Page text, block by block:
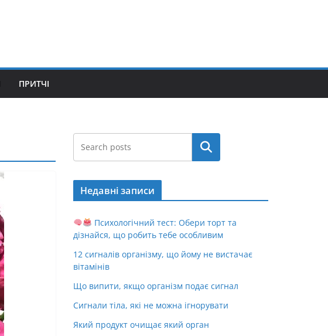
ПРИТЧІ
Пошук
Недавні записи
Психологічний тест: Обери торт та
дізнайся, що робить тебе особливим
12 сигналів організму, що йому не вистачає
вітамінів
Що випити, якщо організм подає сигнал
Сигнали тіла, які не можна ігнорувати
Який продукт очищає який орган